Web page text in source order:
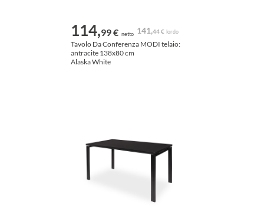
114,99 € netto 141,44 € lordo
Tavolo Da Conferenza MODI telaio:
antracite 138x80 cm
Alaska White